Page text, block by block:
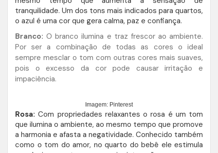
tranquilidade. Um dos tons mais indicados para quartos,
o azul é uma cor que gera calma, paz e confiança.
Branco:O branco ilumina e traz frescor ao ambiente.
Por ser a combinação de todas as cores o ideal
sempre mesclar o tom com outras cores mais suaves,
pois o excesso da cor pode causar irritação e
impaciência.
Imagem: Pinterest
Rosa: Com propriedades relaxantes o rosa é um tom
que ilumina o ambiente, ao mesmo tempo que promove
a harmonia e afasta a negatividade. Conhecido também
como o tom do amor, no quarto do bebê ele estimula